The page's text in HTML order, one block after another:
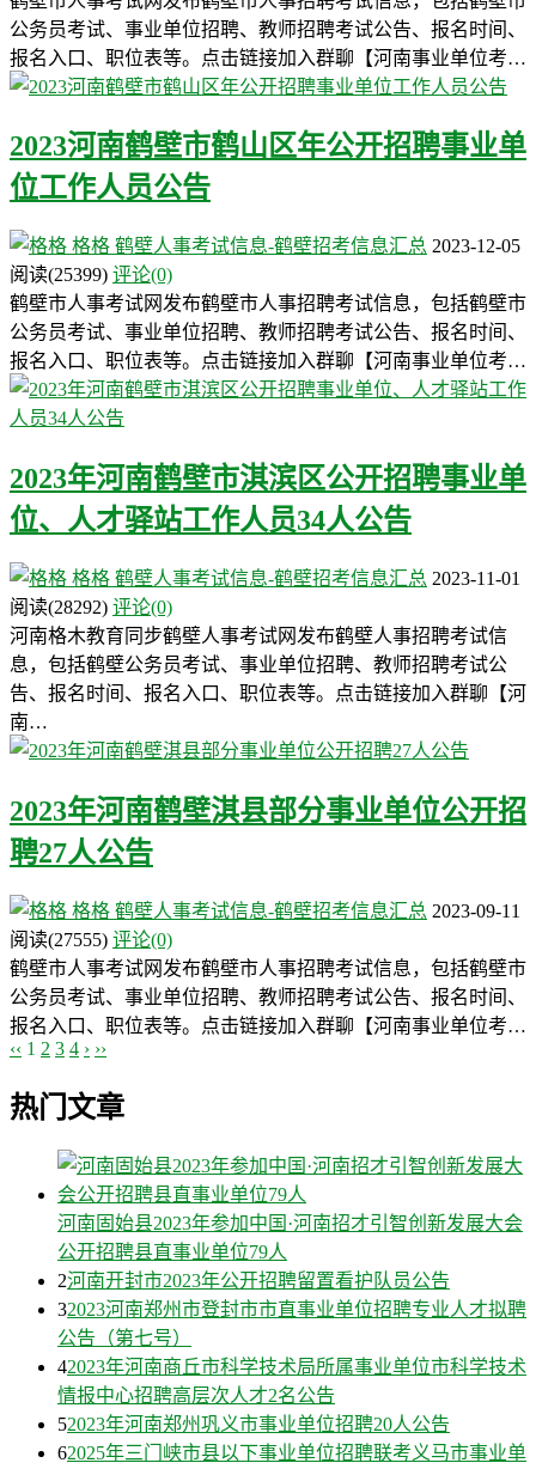
公务员考试、事业单位招聘、教师招聘考试公告、报名时间、
报名入口、职位表等。点击链接加入群聊【河南事业单位考…
2023河南鹤壁市鹤山区年公开招聘事业单
位工作人员公告
格格 鹤壁人事考试信息-鹤壁招考信息汇总 2023-12-05
阅读(25399) 评论(0)
鹤壁市人事考试网发布鹤壁市人事招聘考试信息，包括鹤壁市
公务员考试、事业单位招聘、教师招聘考试公告、报名时间、
报名入口、职位表等。点击链接加入群聊【河南事业单位考…
2023年河南鹤壁市淇滨区公开招聘事业单
位、人才驿站工作人员34人公告
格格 鹤壁人事考试信息-鹤壁招考信息汇总 2023-11-01
阅读(28292) 评论(0)
河南格木教育同步鹤壁人事考试网发布鹤壁人事招聘考试信
息，包括鹤壁公务员考试、事业单位招聘、教师招聘考试公
告、报名时间、报名入口、职位表等。点击链接加入群聊【河
南…
2023年河南鹤壁淇县部分事业单位公开招
聘27人公告
格格 鹤壁人事考试信息-鹤壁招考信息汇总 2023-09-11
阅读(27555) 评论(0)
鹤壁市人事考试网发布鹤壁市人事招聘考试信息，包括鹤壁市
公务员考试、事业单位招聘、教师招聘考试公告、报名时间、
报名入口、职位表等。点击链接加入群聊【河南事业单位考…
‹‹ 1 2 3 4 › ››
热门文章
河南固始县2023年参加中国·河南招才引智创新发展大会
公开招聘县直事业单位79人
2河南开封市2023年公开招聘留置看护队员公告
32023河南郑州市登封市市直事业单位招聘专业人才拟聘
公告（第七号）
42023年河南商丘市科学技术局所属事业单位市科学技术
情报中心招聘高层次人才2名公告
52023年河南郑州巩义市事业单位招聘20人公告
62025年三门峡市县以下事业单位招聘联考义马市事业单